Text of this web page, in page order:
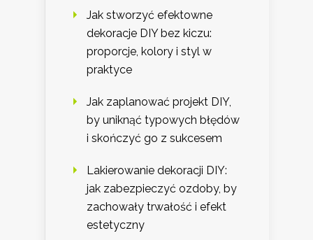
Jak stworzyć efektowne
dekoracje DIY bez kiczu:
proporcje, kolory i styl w
praktyce
Jak zaplanować projekt DIY,
by uniknąć typowych błędów
i skończyć go z sukcesem
Lakierowanie dekoracji DIY:
jak zabezpieczyć ozdoby, by
zachowały trwałość i efekt
estetyczny